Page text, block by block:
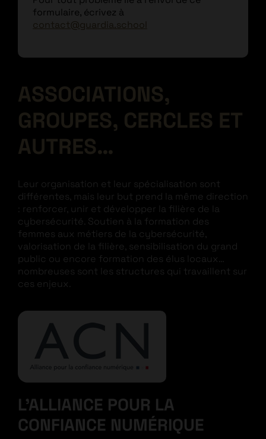
formulaire, écrivez à
contact@guardia.school
ASSOCIATIONS,
GROUPES, CERCLES ET
AUTRES…
Leur organisation et leur spécialisation sont
différentes, mais leur but prend la même direction
: renforcer, unir et développer la filière de la
cybersécurité. Soutien à la formation des
femmes aux métiers de la cybersécurité,
valorisation de la filière, sensibilisation du grand
public ou encore formation des élus locaux…
nombreuses sont les structures qui travaillent sur
ces enjeux.
L’ALLIANCE POUR LA
CONFIANCE NUMÉRIQUE